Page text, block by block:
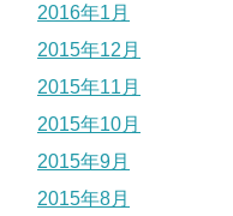
2016年1月
2015年12月
2015年11月
2015年10月
2015年9月
2015年8月